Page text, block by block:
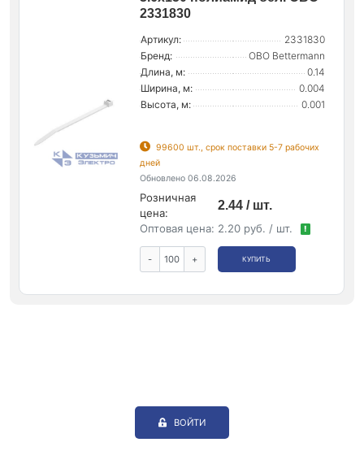
2331830
Артикул:
2331830
Бренд:
OBO Bettermann
Длина, м:
0.14
Ширина, м:
0.004
Высота, м:
0.001
99600 шт., срок поставки 5-7 рабочих
дней
Обновлено 06.08.2026
Розничная
цена:
2.44 / шт.
Оптовая цена: 2.20 руб. / шт. !
- + КУПИТЬ
ВОЙТИ